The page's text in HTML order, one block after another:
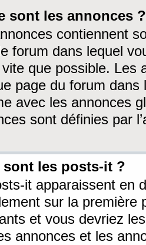
sont les annonces ?
contiennent
forum dans lequel
que possible. Les
page du forum dans
avec les annonces
sont définies par
sont les posts-it ?
it apparaissent en
sur la première
et vous devriez
annonces et les